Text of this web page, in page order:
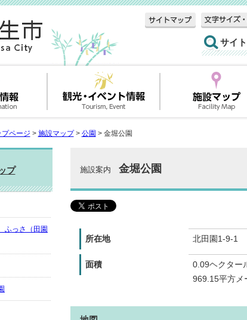
サイ
プページ > 施設マップ> 公園 > 金堀公園
施設案内 金堀公園
所在地 北田園1-9-1
面積
0.09ヘクター
969.15平方メ
プ
っさ（田園